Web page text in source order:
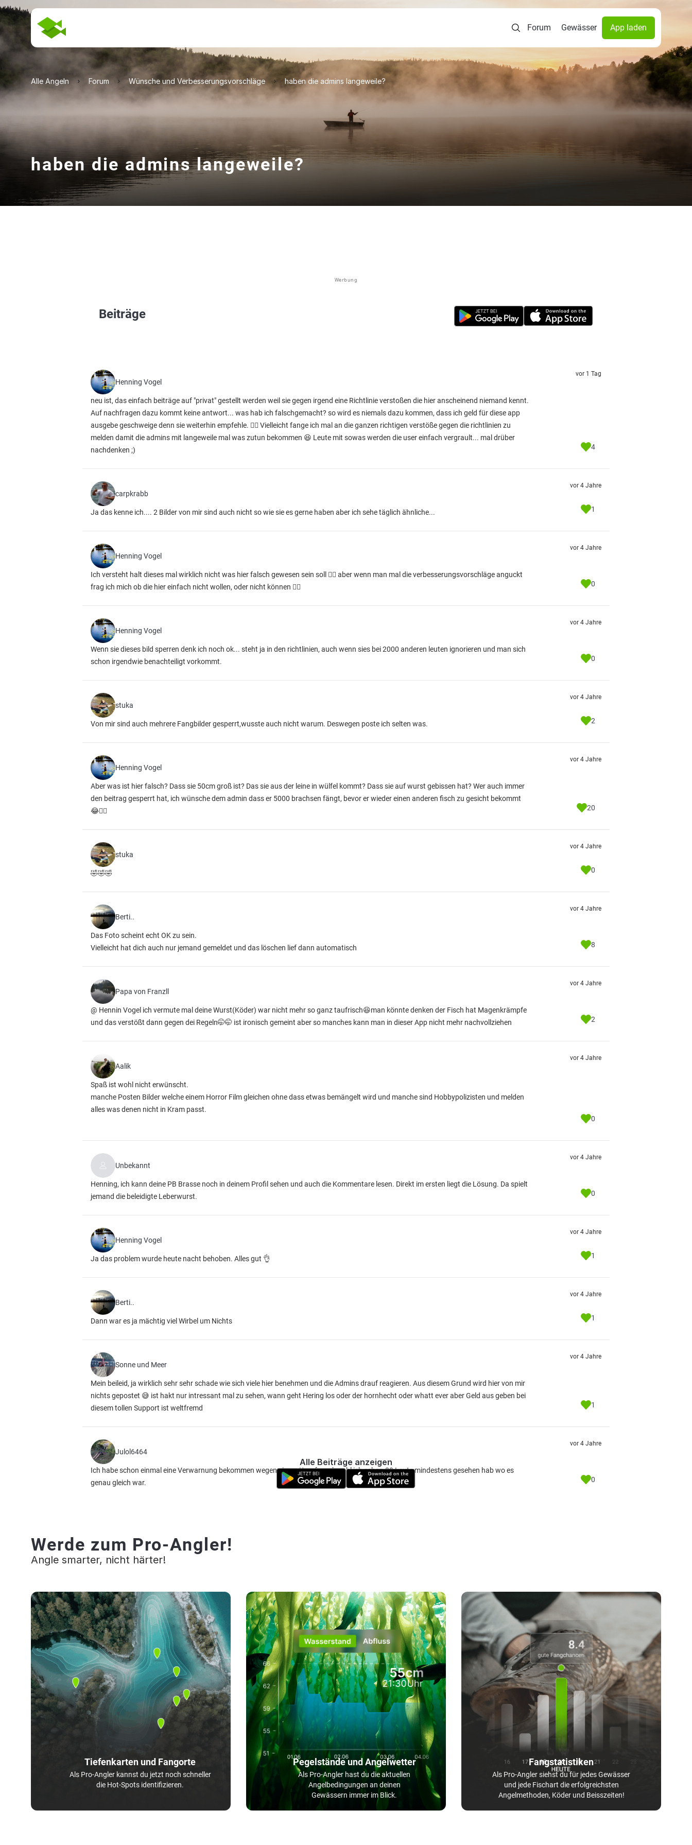
Forum Gewässer App laden
Alle Angeln Forum Wünsche und Verbesserungsvorschläge haben die admins langeweile?
haben die admins langeweile?
Werbung
Beiträge
Henning Vogel
neu ist, das einfach beiträge auf "privat" gestellt werden weil sie gegen irgend eine Richtlinie verstoßen die hier anscheinend niemand kennt.
Auf nachfragen dazu kommt keine antwort... was hab ich falschgemacht? so wird es niemals dazu kommen, dass ich geld für diese app
ausgebe geschweige denn sie weiterhin empfehle. 🤷‍♂️ Vielleicht fange ich mal an die ganzen richtigen verstöße gegen die richtlinien zu
melden damit die admins mit langeweile mal was zutun bekommen 😆 Leute mit sowas werden die user einfach vergrault... mal drüber
nachdenken ;)
vor 1 Tag
4
carpkrabb
Ja das kenne ich.... 2 Bilder von mir sind auch nicht so wie sie es gerne haben aber ich sehe täglich ähnliche...
vor 4 Jahre
1
Henning Vogel
Ich versteht halt dieses mal wirklich nicht was hier falsch gewesen sein soll 🤷‍♂️ aber wenn man mal die verbesserungsvorschläge anguckt
frag ich mich ob die hier einfach nicht wollen, oder nicht können 🤷‍♂️
vor 4 Jahre
0
Henning Vogel
Wenn sie dieses bild sperren denk ich noch ok... steht ja in den richtlinien, auch wenn sies bei 2000 anderen leuten ignorieren und man sich
schon irgendwie benachteiligt vorkommt.
vor 4 Jahre
0
stuka
Von mir sind auch mehrere Fangbilder gesperrt,wusste auch nicht warum. Deswegen poste ich selten was.
vor 4 Jahre
2
Henning Vogel
Aber was ist hier falsch? Dass sie 50cm groß ist? Das sie aus der leine in wülfel kommt? Dass sie auf wurst gebissen hat? Wer auch immer
den beitrag gesperrt hat, ich wünsche dem admin dass er 5000 brachsen fängt, bevor er wieder einen anderen fisch zu gesicht bekommt
😂🤷‍♂️
vor 4 Jahre
20
stuka
🤣🤣🤣
vor 4 Jahre
0
Berti..
Das Foto scheint echt OK zu sein.
Vielleicht hat dich auch nur jemand gemeldet und das löschen lief dann automatisch
vor 4 Jahre
8
Papa von Franzll
@ Hennin Vogel ich vermute mal deine Wurst(Köder) war nicht mehr so ganz taufrisch😆man könnte denken der Fisch hat Magenkrämpfe
und das verstößt dann gegen dei Regeln🤭🤭 ist ironisch gemeint aber so manches kann man in dieser App nicht mehr nachvollziehen
vor 4 Jahre
2
Aalik
Spaß ist wohl nicht erwünscht.
manche Posten Bilder welche einem Horror Film gleichen ohne dass etwas bemängelt wird und manche sind Hobbypolizisten und melden
alles was denen nicht in Kram passt.
vor 4 Jahre
0
Unbekannt
Henning, ich kann deine PB Brasse noch in deinem Profil sehen und auch die Kommentare lesen. Direkt im ersten liegt die Lösung. Da spielt
jemand die beleidigte Leberwurst.
vor 4 Jahre
0
Henning Vogel
Ja das problem wurde heute nacht behoben. Alles gut 👌
vor 4 Jahre
1
Berti..
Dann war es ja mächtig viel Wirbel um Nichts
vor 4 Jahre
1
Sonne und Meer
Mein beileid, ja wirklich sehr sehr schade wie sich viele hier benehmen und die Admins drauf reagieren. Aus diesem Grund wird hier von mir
nichts gepostet 😅 ist hakt nur intressant mal zu sehen, wann geht Hering los oder der hornhecht oder whatt ever aber Geld aus geben bei
diesem tollen Support ist weltfremd
vor 4 Jahre
1
Julol6464
Ich habe schon einmal eine Verwarnung bekommen wegen einem Karpfen, obwohl ich schon 20 Leute mindestens gesehen hab wo es
genau gleich war.
vor 4 Jahre
0
Alle Beiträge anzeigen
Werde zum Pro-Angler!
Angle smarter, nicht härter!
Tiefenkarten und Fangorte
Als Pro-Angler kannst du jetzt noch schneller
die Hot-Spots identifizieren.
Pegelstände und Angelwetter
Als Pro-Angler hast du die aktuellen
Angelbedingungen an deinen
Gewässern immer im Blick.
Fangstatistiken
Als Pro-Angler siehst du für jedes Gewässer
und jede Fischart die erfolgreichsten
Angelmethoden, Köder und Beisszeiten!